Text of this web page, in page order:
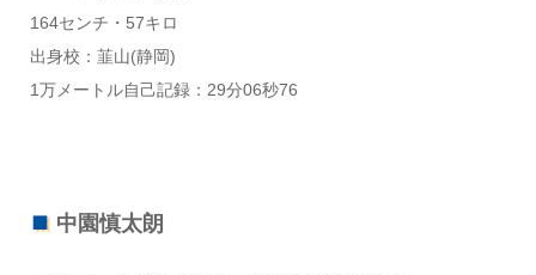
164センチ・57キロ
出身校：韮山(静岡)
1万メートル自己記録：29分06秒76
中園慎太朗